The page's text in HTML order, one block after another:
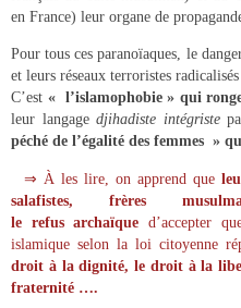
en France) leur organe de
Pour tous ces paranoïaques, le
et leurs réseaux terroristes
C’est « l’islamophobie » qui
leur langagedjihadiste intégriste
péché de l’égalité des femmes »
⇒ À les lire, on apprend que
salafistes, frères
le refus archaïque d’accepter
islamique selon la loi citoyenne
droit à la dignité, le droit à la
fraternité ….